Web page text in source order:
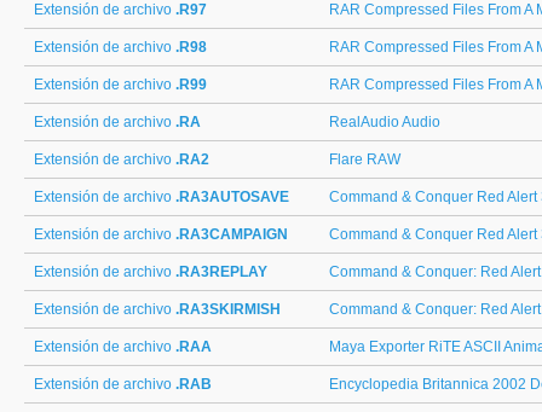
Extensión de archivo .R97 RAR Compressed Files From A
Extensión de archivo .R98 RAR Compressed Files From A
Extensión de archivo .R99 RAR Compressed Files From A
Extensión de archivo .RA RealAudio Audio
Extensión de archivo .RA2 Flare RAW
Extensión de archivo .RA3AUTOSAVE Command & Conquer Red Alert
Extensión de archivo .RA3CAMPAIGN Command & Conquer Red Alert
Extensión de archivo .RA3REPLAY Command & Conquer: Red
Extensión de archivo .RA3SKIRMISH Command & Conquer: Red
Extensión de archivo .RAA Maya Exporter RiTE ASCII
Extensión de archivo .RAB Encyclopedia Britannica 2002